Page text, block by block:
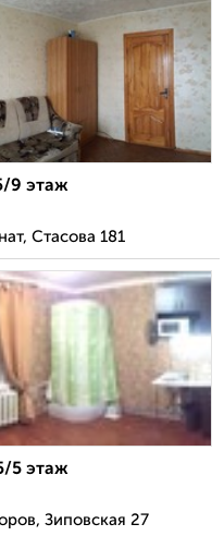
9 этаж
Стасова 181
5 этаж
Зиповская 27